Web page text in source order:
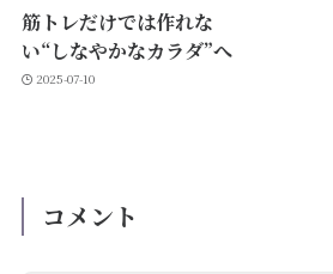
筋トレだけでは作れな
い“しなやかなカラダ”へ
2025-07-10
コメント